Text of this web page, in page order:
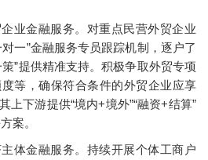
业金融服务。对重点民营外贸企业
一”金融服务专员跟踪机制，逐户了
”提供精准支持。积极争取外贸专项
等，确保符合条件的外贸企业应享
上下游提供“境内+境外”“融资+结算”
案。
体金融服务。持续开展个体工商户